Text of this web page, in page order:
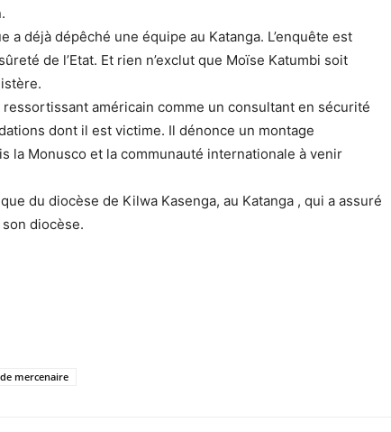
a déjà dépêché une équipe au Katanga. L’enquête est
de l’Etat. Et rien n’exclut que Moïse Katumbi soit
ressortissant américain comme un consultant en sécurité
dont il est victime. Il dénonce un montage
la Monusco et la communauté internationale à venir
du diocèse de Kilwa Kasenga, au Katanga , qui a assuré
diocèse.
mercenaire